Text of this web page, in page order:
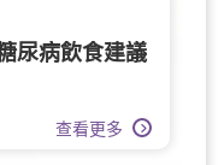
尿病飲食建議
查看更多